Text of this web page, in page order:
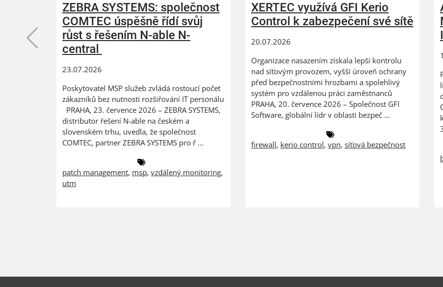
ZEBRA SYSTEMS: společnost
COMTEC úspěšně řídí svůj
růst s řešením N-able N-
central
23.07.2026
Poskytovatel MSP služeb zvládá rostoucí počet
zákazníků bez nutnosti rozšiřování IT personálu
PRAHA, 23. července 2026 – ZEBRA SYSTEMS,
distributor řešení N-able na českém a
slovenském trhu, uvedla, že společnost
COMTEC, partner ZEBRA SYSTEMS pro ř ...
patch management, msp, vzdálený monitoring,
utm
XERTEC využívá GFI Kerio
Control k zabezpečení své sítě
20.07.2026
Organizace nasazením získala lepší kontrolu
nad síťovým provozem, vyšší úroveň ochrany
před bezpečnostními hrozbami a spolehlivý
systém pro vzdálenou práci zaměstnanců
PRAHA, 20. července 2026 – Společnost GFI
Software, globální lídr v oblasti bezpeč ...
firewall, kerio control, vpn, síťová bezpečnost